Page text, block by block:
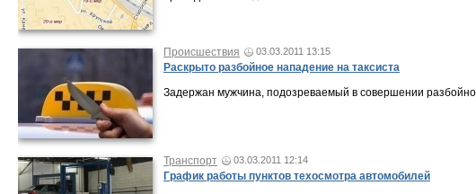
Происшествия 03.03.2011 13:15
Раскрыто разбойное нападение на таксиста
Задержан мужчина, подозреваемый в совершении
Транспорт 03.03.2011 12:14
График работы пунктов техосмотра автомобилей